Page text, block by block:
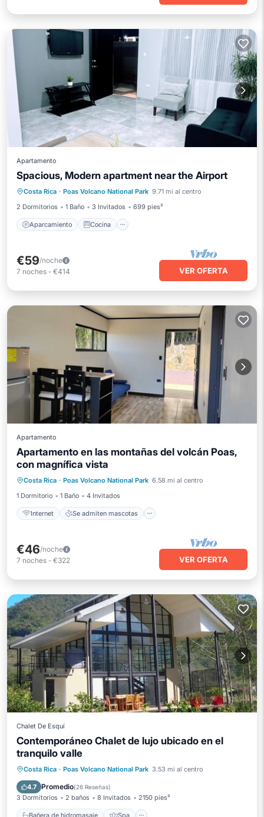
Apartamento
Spacious, Modern apartment near the Airport
Costa Rica · Poas Volcano National Park 9.71 mi al centro
2 Dormitorios
1 Baño 3 Invitados 699 pies²
Aparcamiento Cocina
Aparcamiento Cocina
Internet
Se admiten mascotas
€59/noche
7 noches - €414 VER OFERTA
Apartamento
Apartamento en las montañas del volcán Poas,
con magnífica vista
Costa Rica · Poas Volcano National Park 6.58 mi al centro
1 Dormitorio
1 Baño 4 Invitados
Internet Se admiten mascotas
Internet
Se admiten mascotas
Apto para niños
Ropa de cama
€46/noche
7 noches - €322 VER OFERTA
Chalet De Esquí
Contemporáneo Chalet de lujo ubicado en el
tranquilo valle
Costa Rica · Poas Volcano National Park 3.53 mi al centro
4.7 Promedio(26 Reseñas)
3 Dormitorios 2 baños 8 Invitados 2150 pies²
Bañera de hidromasaje Spa
Bañera de hidromasaje
Spa
Balcón/Terraza